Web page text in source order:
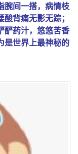
腕间一搭，病情枝
背痛无影无踪；
酽药汁，悠悠苦香
是世界上最神秘的